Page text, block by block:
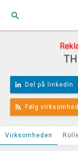
search
Del på linkedIn
Følg virksomhed
Virksomheden